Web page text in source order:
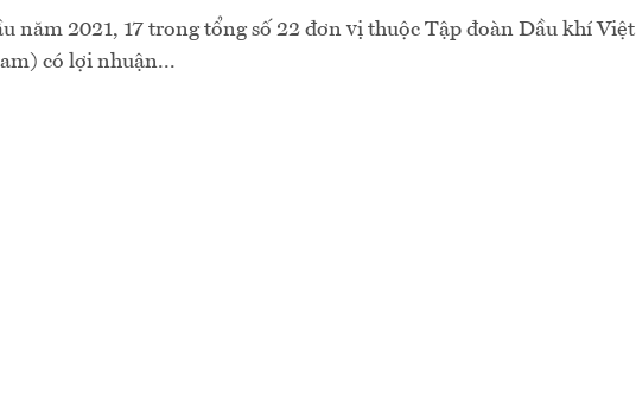
năm 2021, 17 trong tổng số 22 đơn vị thuộc Tập đoàn Dầu khí Việt
có lợi nhuận...